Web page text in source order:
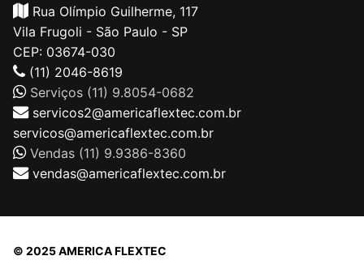
Rua Olímpio Guilherme, 117
Vila Frugoli - São Paulo - SP
CEP: 03674-030
(11) 2046-8619
Serviços (11) 9.8054-0682
servicos2@americaflextec.com.br
servicos@americaflextec.com.br
Vendas (11) 9.9386-8360
vendas@americaflextec.com.br
© 2025 AMERICA FLEXTEC